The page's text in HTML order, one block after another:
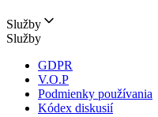
Služby
Služby
GDPR
V.O.P
Podmienky používania
Kódex diskusií